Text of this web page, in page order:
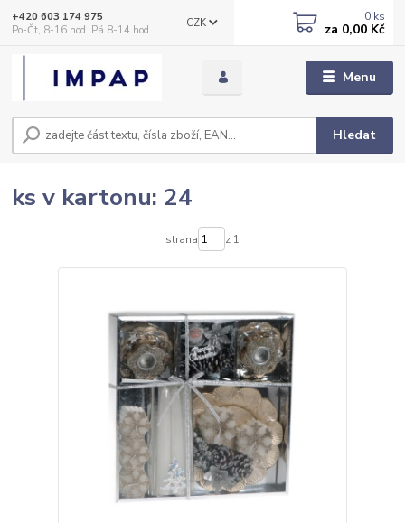
Menu
CZK
Hledat
+420 603 174 975
Po-Čt, 8-16 hod. Pá 8-14 hod.
0 ks
za 0,00 Kč
ks v kartonu: 24
strana z 1